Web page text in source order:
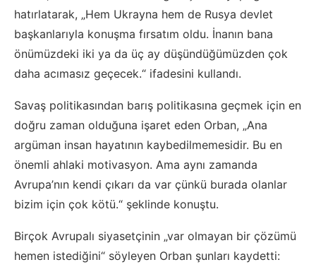
hatırlatarak, „Hem Ukrayna hem de Rusya devlet
başkanlarıyla konuşma fırsatım oldu. İnanın bana
önümüzdeki iki ya da üç ay düşündüğümüzden çok
daha acımasız geçecek.“ ifadesini kullandı.
Savaş politikasından barış politikasına geçmek için en
doğru zaman olduğuna işaret eden Orban, „Ana
argüman insan hayatının kaybedilmemesidir. Bu en
önemli ahlaki motivasyon. Ama aynı zamanda
Avrupa’nın kendi çıkarı da var çünkü burada olanlar
bizim için çok kötü.“ şeklinde konuştu.
Birçok Avrupalı siyasetçinin „var olmayan bir çözümü
hemen istediğini“ söyleyen Orban şunları kaydetti: